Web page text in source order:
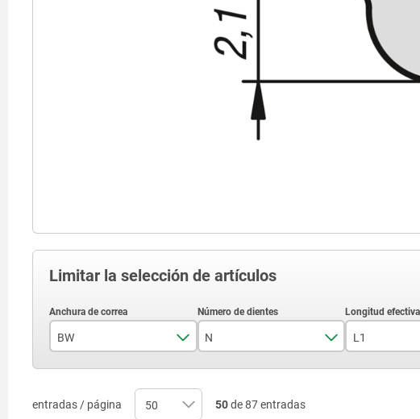
Limitar la selección de artículos
BW
15
25
N L1
entradas / página 50de 87 entradas